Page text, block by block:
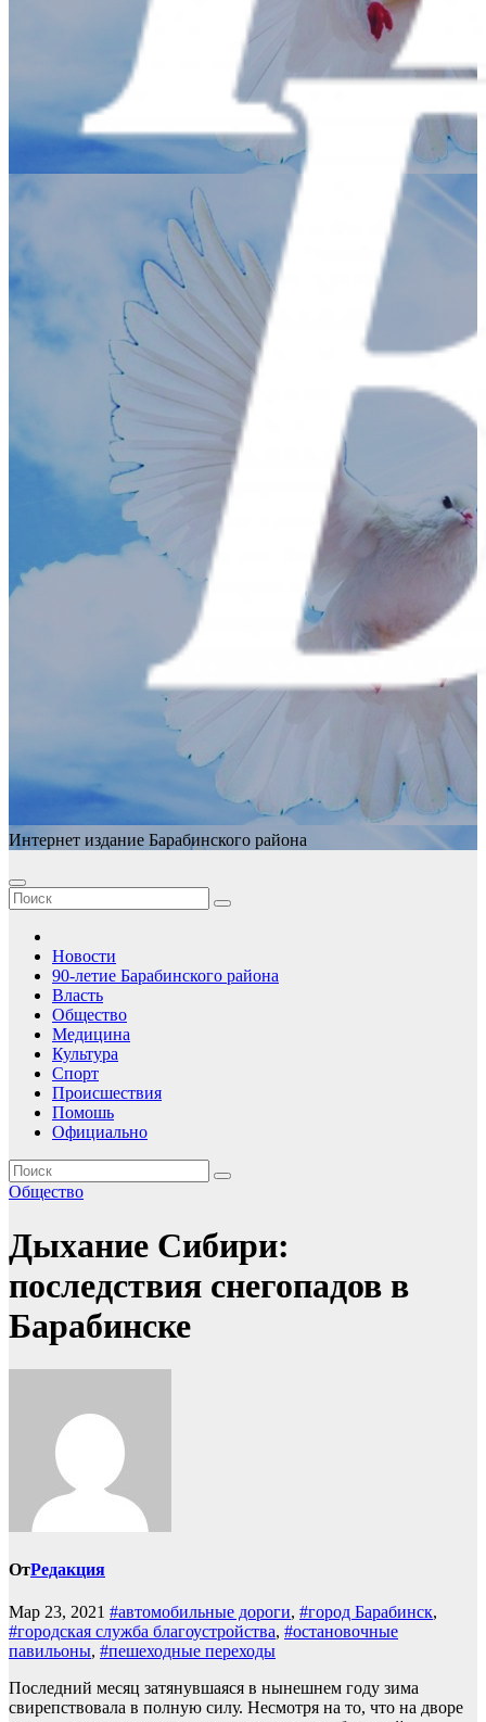
Интернет издание Барабинского района
Новости
90-летие Барабинского района
Власть
Общество
Медицина
Культура
Спорт
Происшествия
Помошь
Официально
Общество
Дыхание Сибири:
последствия снегопадов в
Барабинске
ОтРедакция
Мар 23, 2021 #автомобильные дороги, #город Барабинск,
#городская служба благоустройства, #остановочные
павильоны, #пешеходные переходы
Последний месяц затянувшаяся в нынешнем году зима
свирепствовала в полную силу. Несмотря на то, что на дворе